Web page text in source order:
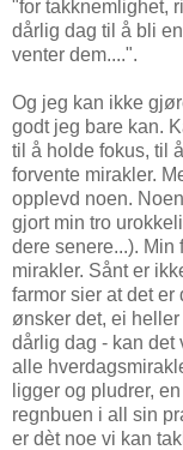
"for takknemlighet,
dårlig dag til å bli
venter dem....".
Og jeg kan ikke
godt jeg bare kan.
til å holde fokus, til
forvente mirakler.
opplevd noen.
gjort min tro
dere senere...).
mirakler. Sånt er
farmor sier at det er
ønsker det, ei heller
dårlig dag - kan det
alle
ligger og pludrer,
regnbuen i all sin
er dèt noe vi kan